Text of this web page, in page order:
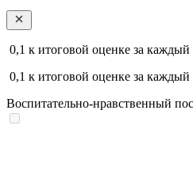
0,1 к итоговой оценке за каждый
0,1 к итоговой оценке за каждый
Воспитательно-нравственный